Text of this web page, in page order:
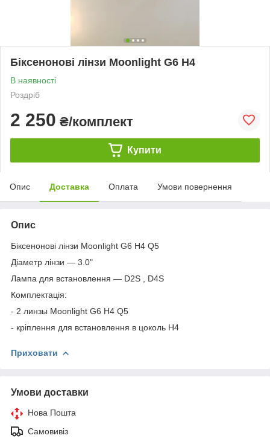
Біксенонові лінзи Moonlight G6 H4
В наявності
Роздріб
2 250 ₴/комплект
Купити
Опис Доставка Оплата Умови повернення
Опис
Біксенонові лінзи Moonlight G6 H4 Q5
Діаметр лінзи — 3.0"
Лампа для встановлення — D2S , D4S
Комплектація:
- 2 линзы Moonlight G6 H4 Q5
- кріплення для встановлення в цоколь Н4
Приховати
Умови доставки
Нова Пошта
Самовивіз